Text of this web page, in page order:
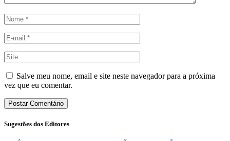
Salve meu nome, email e site neste navegador para a próxima
vez que eu comentar.
Sugestões dos Editores